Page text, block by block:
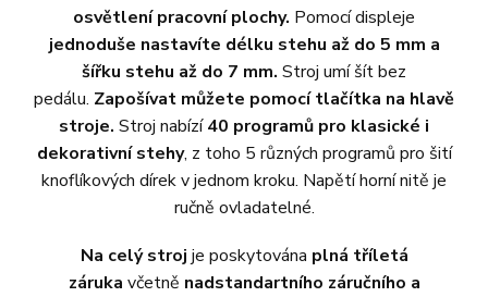
osvětlení pracovní plochy. Pomocí displeje
jednoduše nastavíte délku stehu až do 5 mm a
šířku stehu až do 7 mm. Stroj umí šít bez
pedálu. Zapošívat můžete pomocí tlačítka na hlavě
stroje. Stroj nabízí40 programů pro klasické i
dekorativní stehy, z toho 5 různých programů pro šití
knoflíkových dírek v jednom kroku. Napětí horní nitě je
ručně ovladatelné.
Na celý stroj je poskytována plná tříletá
záruka včetně nadstandartního záručního a